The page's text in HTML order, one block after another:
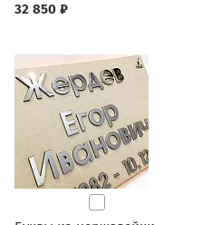
32 850 ₽